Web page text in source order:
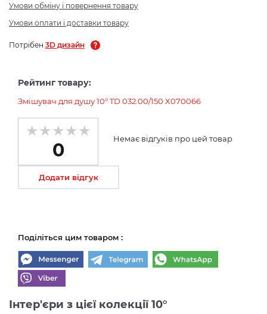
Умови обміну і повернення товару
Умови оплати і доставки товару
Потрібен 3D дизайн
Рейтинг товару:
Змішувач для душу 10° TD 032.00/150 X070066
0
Немає відгуків про цей товар
Додати відгук
Поділіться цим товаром :
Інтер'єри з цієї колекції 10°